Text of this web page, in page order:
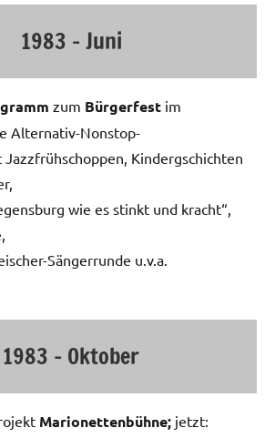
1983 – Juni
zum Bürgerfest im
Alternativ-Nonstop-
Kindergschichten
wie es stinkt und kracht“,
Sängerrunde u.v.a.
1983 – Oktober
Marionettenbühne; jetzt: